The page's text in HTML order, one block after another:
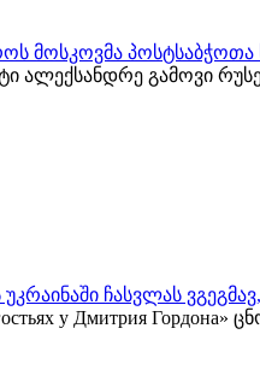
მოსკოვმა პოსტსაბჭოთა
ალექსანდრე გამოვი
ჩასვლას
у Дмитрия